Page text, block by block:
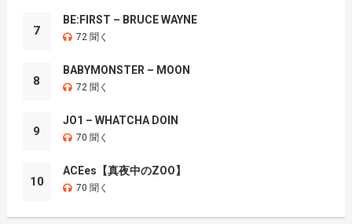
7
BE:FIRST – BRUCE WAYNE
72 聞く
8
BABYMONSTER – MOON
72 聞く
9
JO1 – WHATCHA DOIN
70 聞く
10
ACEes【真夜中のZOO】
70 聞く